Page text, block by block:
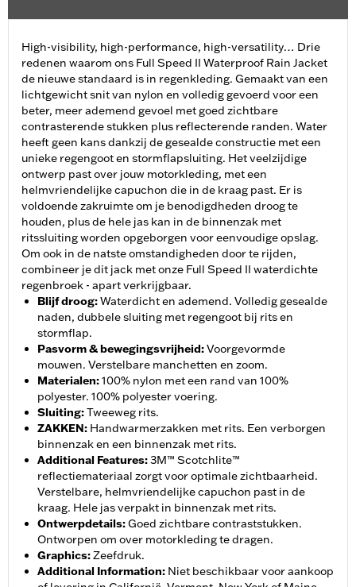
High-visibility, high-performance, high-versatility… Drie
redenen waarom ons Full Speed II Waterproof Rain Jacket
de nieuwe standaard is in regenkleding. Gemaakt van een
lichtgewicht snit van nylon en volledig gevoerd voor een
beter, meer ademend gevoel met goed zichtbare
contrasterende stukken plus reflecterende randen. Water
heeft geen kans dankzij de gesealde constructie met een
unieke regengoot en stormflapsluiting. Het veelzijdige
ontwerp past over jouw motorkleding, met een
helmvriendelijke capuchon die in de kraag past. Er is
voldoende zakruimte om je benodigdheden droog te
houden, plus de hele jas kan in de binnenzak met
ritssluiting worden opgeborgen voor eenvoudige opslag.
Om ook in de natste omstandigheden door te rijden,
combineer je dit jack met onze Full Speed II waterdichte
regenbroek - apart verkrijgbaar.
Blijf droog:Waterdicht en ademend. Volledig gesealde
naden, dubbele sluiting met regengoot bij rits en
stormflap.
Pasvorm & bewegingsvrijheid:Voorgevormde
mouwen. Verstelbare manchetten en zoom.
Materialen:100% nylon met een rand van 100%
polyester. 100% polyester voering.
Sluiting:Tweeweg rits.
ZAKKEN: Handwarmerzakken met rits. Een verborgen
binnenzak en een binnenzak met rits.
Additional Features:3M™ Scotchlite™
reflectiemateriaal zorgt voor optimale zichtbaarheid.
Verstelbare, helmvriendelijke capuchon past in de
kraag. Hele jas verpakt in binnenzak met rits.
Ontwerpdetails:Goed zichtbare contraststukken.
Ontworpen om over motorkleding te dragen.
Graphics:Zeefdruk.
Additional Information: Niet beschikbaar voor aankoop